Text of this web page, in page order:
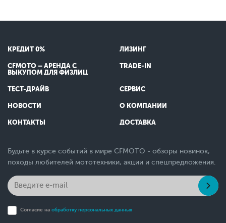
КРЕДИТ 0% ЛИЗИНГ
CFMOTO – АРЕНДА С
ВЫКУПОМ ДЛЯ ФИЗЛИЦ
TRADE-IN
ТЕСТ-ДРАЙВ СЕРВИС
НОВОСТИ О КОМПАНИИ
КОНТАКТЫ ДОСТАВКА
Будьте в курсе событий в мире CFMOTO - обзоры новинок,
походы любителей мототехники, акции и спецпредложения.
Согласие на обработку персональных данных